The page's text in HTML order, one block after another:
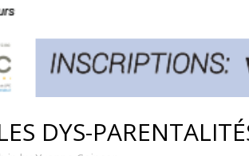
DYS-